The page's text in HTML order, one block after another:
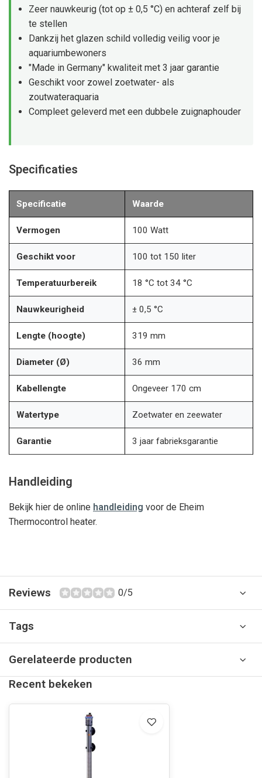
Zeer nauwkeurig (tot op ± 0,5 °C) en achteraf zelf bij
te stellen
Dankzij het glazen schild volledig veilig voor je
aquariumbewoners
"Made in Germany" kwaliteit met 3 jaar garantie
Geschikt voor zowel zoetwater- als
zoutwateraquaria
Compleet geleverd met een dubbele zuignaphouder
Specificaties
Specificatie Waarde
Vermogen 100 Watt
Geschikt voor 100 tot 150 liter
Temperatuurbereik 18 °C tot 34 °C
Nauwkeurigheid ± 0,5 °C
Lengte (hoogte) 319 mm
Diameter (Ø) 36 mm
Kabellengte Ongeveer 170 cm
Watertype Zoetwater en zeewater
Garantie 3 jaar fabrieksgarantie
Handleiding
Bekijk hier de online handleiding voor de Eheim
Thermocontrol heater.
Reviews 0/5
Tags
Gerelateerde producten
Recent bekeken